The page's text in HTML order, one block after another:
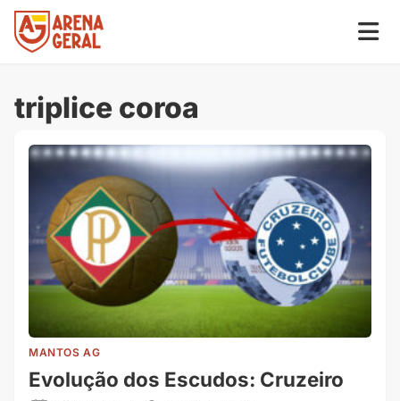
triplice coroa
MANTOS AG
Evolução dos Escudos: Cruzeiro